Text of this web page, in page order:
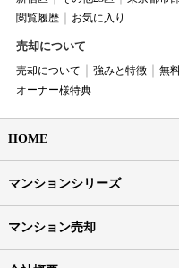
閲覧履歴
お気に入り
売却について
売却について 強みと特徴 無
オーナー様特典
HOME
マンションシリーズ
マンション売却